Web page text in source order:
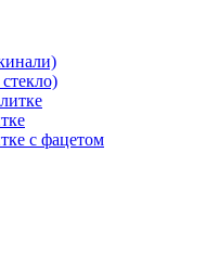
с фацетом